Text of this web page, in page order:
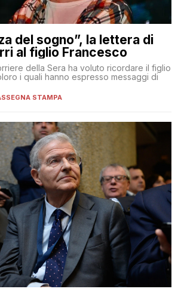
del sogno”, la lettera di
al figlio Francesco
della Sera ha voluto ricordare il figlio
i quali hanno espresso messaggi di
STAMPA